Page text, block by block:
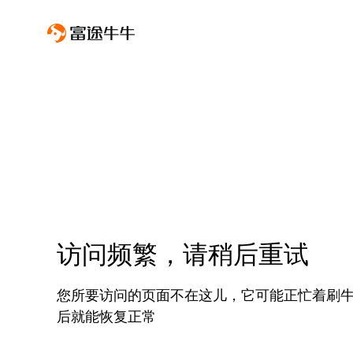
访问频繁，请稍后重试
您所要访问的页面不在这儿，它可能正忙着刷
后就能恢复正常